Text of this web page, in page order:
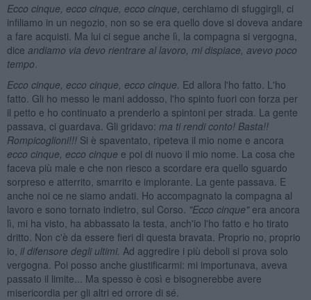
Ecco cinque, ecco cinque, ecco cinque , cerchiamo di sfuggirgli, ci
infiliamo in un negozio, non so se era quello dove si doveva andare
a fare acquisti. Ma lui ci segue anche lì, la compagna si vergogna,
dice andiamo via devo rientrare al lavoro, mi dispiace, avevo poco
tempo
Ecco cinque, ecco cinque, ecco cinque. Ed allora l'ho fatto. L'ho
fatto. Gli ho messo le mani addosso, l'ho spinto fuori con forza per
il petto e ho continuato a prenderlo a spintoni per strada. La gente
passava, ci guardava. Gli gridavo: ma ti rendi conto! Basta!!
Rompicoglioni!!! Si è spaventato, ripeteva il mio nome e ancora
ecco cinque, ecco cinque e poi di nuovo il mio nome. La cosa che
faceva più male e che non riesco a scordare era quello sguardo
sorpreso e atterrito, smarrito e implorante. La gente passava. E
anche noi ce ne siamo andati. Ho accompagnato la compagna al
lavoro e sono tornato indietro, sul Corso. "Ecco cinque"era ancora
lì, mi ha visto, ha abbassato la testa, anch'io l'ho fatto e ho tirato
dritto. Non c'è da essere fieri di questa bravata. Proprio no, proprio
io, il difensore degli ultimi. Ad aggredire i più deboli si prova solo
vergogna. Poi posso anche giustificarmi: mi importunava, aveva
passato il limite... Ma spesso è così e bisognerebbe avere
misericordia per gli altri ed orrore di sé.